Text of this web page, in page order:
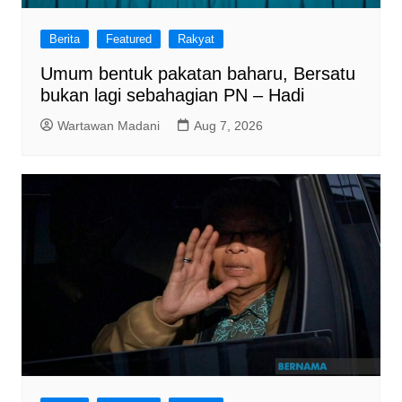
Berita Featured Rakyat
Umum bentuk pakatan baharu, Bersatu
bukan lagi sebahagian PN – Hadi
Wartawan Madani Aug 7, 2026